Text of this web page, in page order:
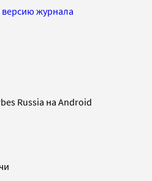
журнала
Russia на Android